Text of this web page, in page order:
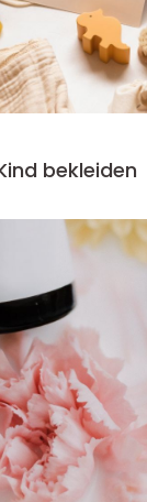
bekleiden